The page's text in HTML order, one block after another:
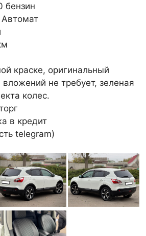
бензин
краске, оригинальный
не требует, зеленая
колес.
в кредит
telegram)